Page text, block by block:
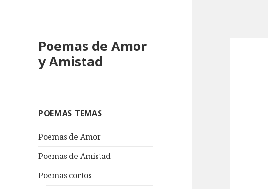
Poemas de Amor
y Amistad
POEMAS TEMAS
Poemas de Amor
Poemas de Amistad
Poemas cortos